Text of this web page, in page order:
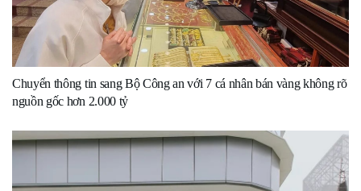
Chuyển thông tin sang Bộ Công an với 7 cá nhân bán vàng không rõ
nguồn gốc hơn 2.000 tỷ